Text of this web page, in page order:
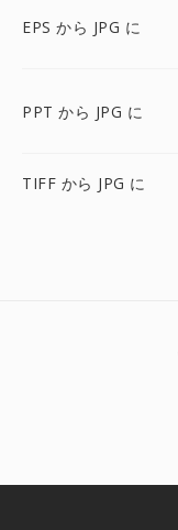
EPS から JPG に
PPT から JPG に
TIFF から JPG に